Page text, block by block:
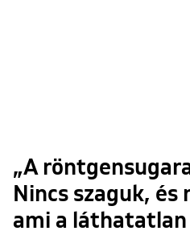
„A
Nincs szaguk,
ami a